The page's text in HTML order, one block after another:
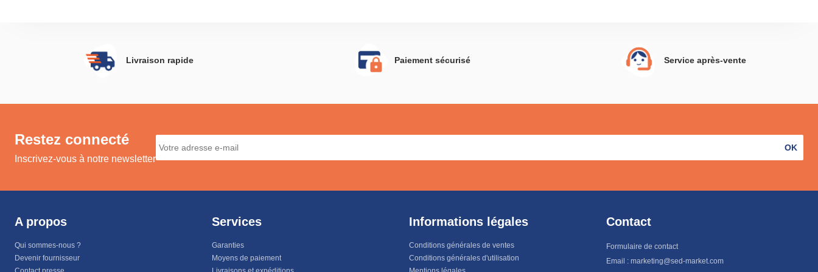
Livraison rapide Paiement sécurisé Service après-vente
Restez connecté
Inscrivez-vous à notre newsletter
OK
A propos
Qui sommes-nous ?
Devenir fournisseur
Services
Garanties
Moyens de paiement
Informations légales
Conditions générales de ventes
Conditions générales d'utilisation
Contact
Formulaire de contact
Email : marketing@sed-market.com